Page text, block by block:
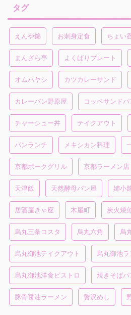
タグ
えんや錦 お刺身定食 ちょい
まんざら亭 よくばりプレート
オムハヤシ カツカレーサンド
カレーパン野原屋 コッペサンドパ
チャーシュー丼 テイクアウト
パンランチ メキシカン料理
京都ポークグリル 京都ラーメン店
天津飯 天然酵母パン屋 姉小
居酒屋きゃ座 木屋町 炭火焼
烏丸三条コスタ 烏丸六角 烏
烏丸御池テイクアウト 烏丸御池ラ
烏丸御池洋食ビストロ 焼きそばパ
豚骨醤油ラーメン 贅沢めし